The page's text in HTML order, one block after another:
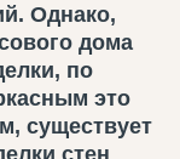
Однако,
дома
по
это
существует
стен